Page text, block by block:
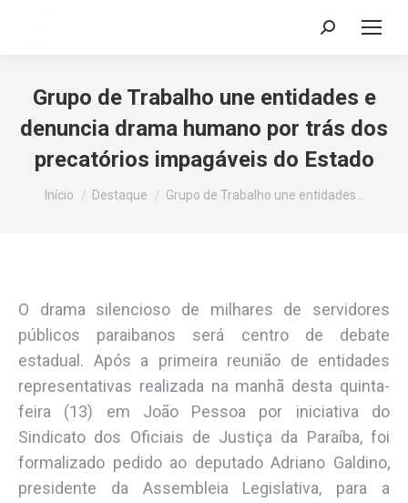
Search:
Grupo de Trabalho une entidades e
denuncia drama humano por trás dos
precatórios impagáveis do Estado
Você está aqui:
Início Destaque Grupo de Trabalho une entidades…
O drama silencioso de milhares de servidores
públicos paraibanos será centro de debate
estadual. Após a primeira reunião de entidades
representativas realizada na manhã desta quinta-
feira (13) em João Pessoa por iniciativa do
Sindicato dos Oficiais de Justiça da Paraíba, foi
formalizado pedido ao deputado Adriano Galdino,
presidente da Assembleia Legislativa, para a